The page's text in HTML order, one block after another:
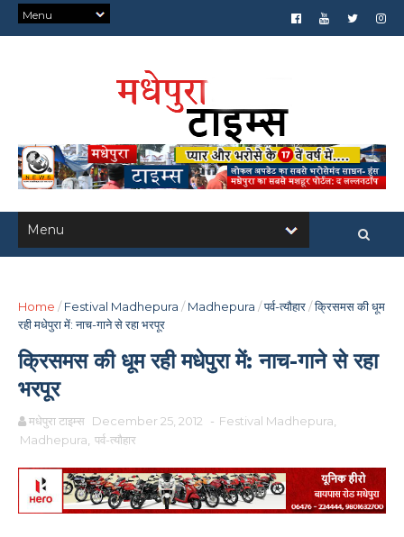
Home / Festival Madhepura / Madhepura /पर्व-त्यौहार/क्रिसमस की धूम
रही मधेपुरा में: नाच-गाने से रहा भरपूर
क्रिसमस की धूम रही मधेपुरा में: नाच-गाने से रहा
भरपूर
मधेपुरा टाइम्स December 25, 2012 - Festival Madhepura,
Madhepura, पर्व-त्यौहार